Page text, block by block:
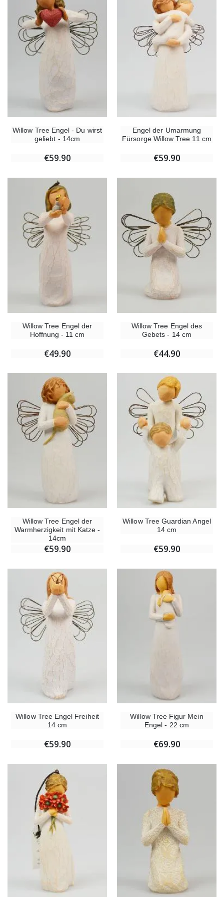
Willow Tree Engel - Du wirst
geliebt - 14cm
€59.90
Engel der Umarmung
Fürsorge Willow Tree 11 cm
€59.90
Willow Tree Engel der
Hoffnung - 11 cm
€49.90
Willow Tree Engel des
Gebets - 14 cm
€44.90
Willow Tree Engel der
Warmherzigkeit mit Katze -
14cm
€59.90
Willow Tree Guardian Angel
14 cm
€59.90
Willow Tree Engel Freiheit
14 cm
€59.90
Willow Tree Figur Mein
Engel - 22 cm
€69.90
€23.00
€59.90
€4.90
€6.00